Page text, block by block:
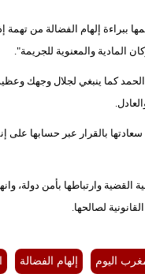
إلهام الفضالة من تهمة
المادية والمعنوية للجريمة".
كما ينبغي لجلال وجهك
بالقرار عبر حسابها على
وارتباطها بأمن دولة،
لصالحها.
اليوم إلهام الفضالة